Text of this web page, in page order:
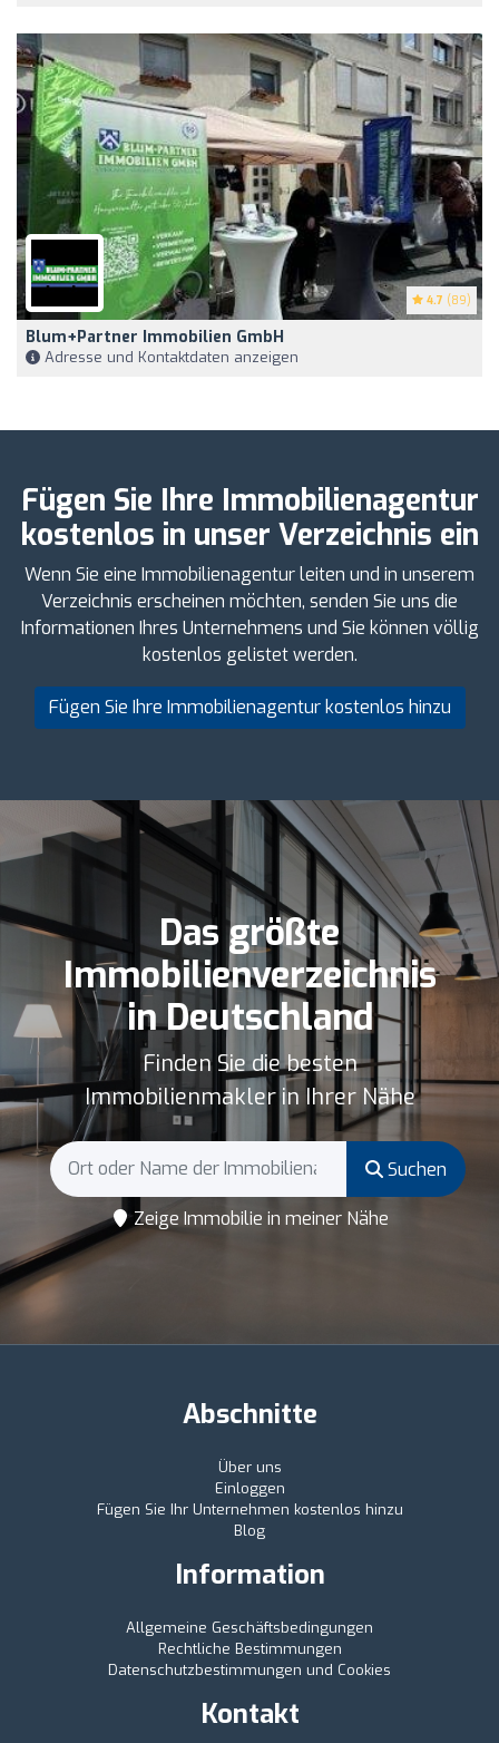
4.7 (89)
Blum+Partner Immobilien GmbH
Adresse und Kontaktdaten anzeigen
Fügen Sie Ihre Immobilienagentur
kostenlos in unser Verzeichnis ein
Wenn Sie eine Immobilienagentur leiten und in unserem
Verzeichnis erscheinen möchten, senden Sie uns die
Informationen Ihres Unternehmens und Sie können völlig
kostenlos gelistet werden.
Fügen Sie Ihre Immobilienagentur kostenlos hinzu
Das größte
Immobilienverzeichnis
in Deutschland
Finden Sie die besten
Immobilienmakler in Ihrer Nähe
Suchen
Zeige Immobilie in meiner Nähe
Abschnitte
Über uns
Einloggen
Fügen Sie Ihr Unternehmen kostenlos hinzu
Blog
Information
Allgemeine Geschäftsbedingungen
Rechtliche Bestimmungen
Datenschutzbestimmungen und Cookies
Kontakt